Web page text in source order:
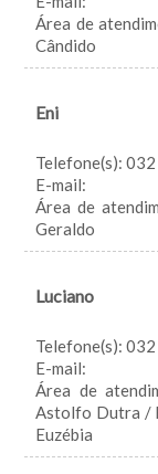
Área de
Cândido
Eni
Telefone(s):
E-mail:
Área de
Geraldo
Luciano
Telefone(s):
E-mail:
Área de
Astolfo Dutra /
Euzébia